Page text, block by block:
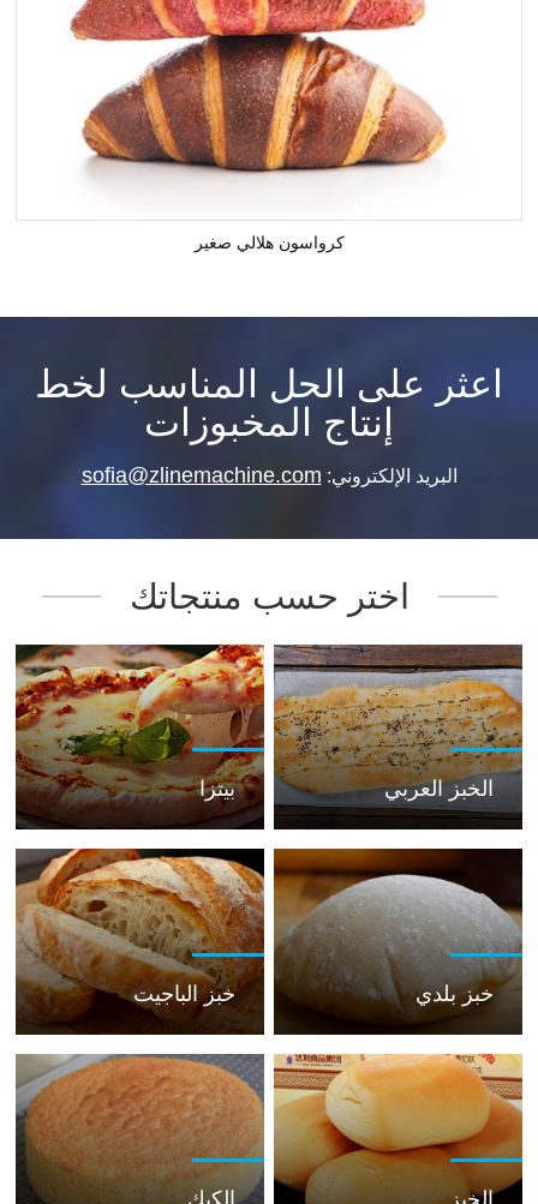
كرواسون هلالي صغير
اعثر على الحل المناسب لخط
إنتاج المخبوزات
البريد الإلكتروني: sofia@zlinemachine.com
اختر حسب منتجاتك
الخبز العربي بيتزا
خبز بلدي خبز الباجيت
الخبز الكيك